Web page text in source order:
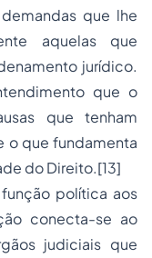
que lhe
aquelas que
jurídico.
que o
que tenham
o que fundamenta
do Direito.[13]
política aos
conecta-se ao
judiciais que